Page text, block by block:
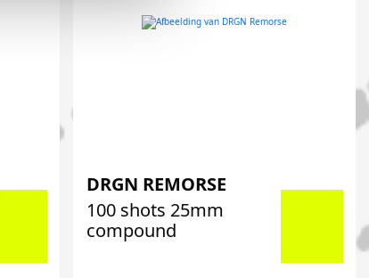
DRGN REMORSE
100 shots 25mm
compound